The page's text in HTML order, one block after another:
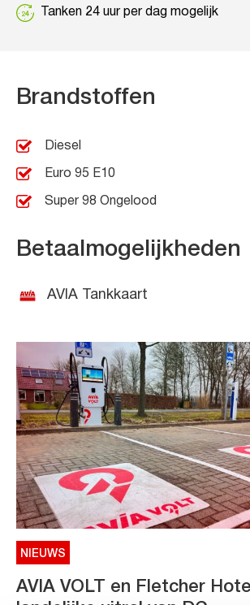
Tanken 24 uur per dag mogelijk
Brandstoffen
Diesel
Euro 95 E10
Super 98 Ongelood
Betaalmogelijkheden
AVIA Tankkaart
NIEUWS
AVIA VOLT en Fletcher